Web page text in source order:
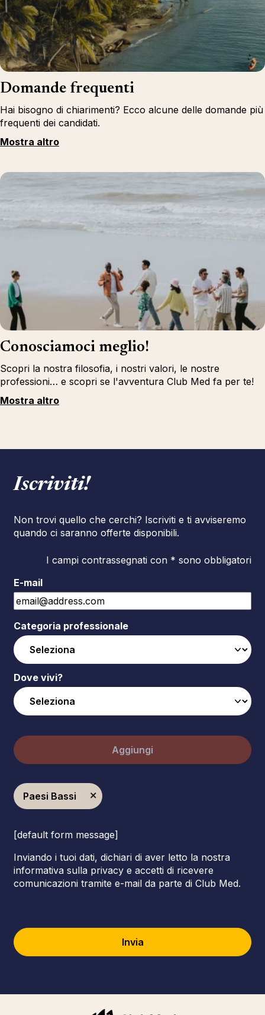
Domande frequenti
Hai bisogno di chiarimenti? Ecco alcune delle domande più
frequenti dei candidati.
Mostra altro
Conosciamoci meglio!
Scopri la nostra filosofia, i nostri valori, le nostre
professioni… e scopri se l'avventura Club Med fa per te!
Mostra altro
Iscriviti!
Non trovi quello che cerchi? Iscriviti e ti avviseremo
quando ci saranno offerte disponibili.
I campi contrassegnati con * sono obbligatori
E-mail
Categoria professionale
Dove vivi?
Aggiungi
Paesi Bassi
[default form message]
Inviando i tuoi dati, dichiari di aver letto la nostra
informativa sulla privacy e accetti di ricevere
comunicazioni tramite e-mail da parte di Club Med.
Invia